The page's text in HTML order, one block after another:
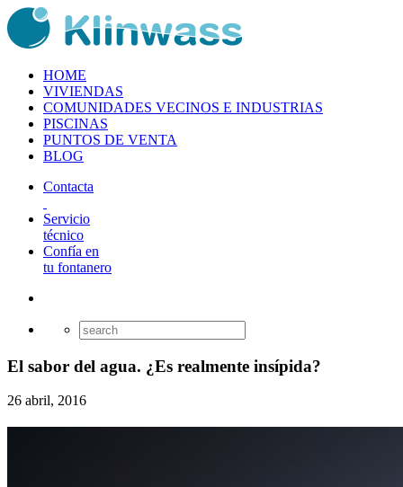
HOME
VIVIENDAS
COMUNIDADES VECINOS E INDUSTRIAS
PISCINAS
PUNTOS DE VENTA
BLOG
Contacta
Servicio
técnico
Confía en
tu fontanero
El sabor del agua. ¿Es realmente insípida?
26 abril, 2016